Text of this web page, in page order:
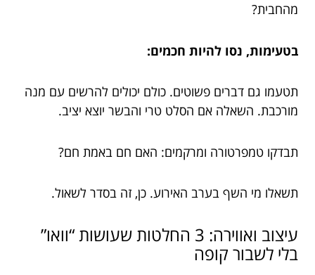
מהחבית?
בטעימות, נסו להיות חכמים:
תטעמו גם דברים פשוטים. כולם יכולים להרשים עם מנה
מורכבת. השאלה אם הסלט טרי והבשר יוצא יציב.
תבדקו טמפרטורה ומרקמים: האם חם באמת חם?
תשאלו מי השף בערב האירוע. כן, זה בסדר לשאול.
עיצוב ואווירה: 3 החלטות שעושות “וואו”
בלי לשבור קופה